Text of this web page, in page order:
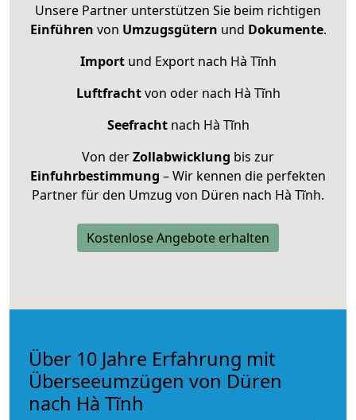
Unsere Partner unterstützen Sie beim richtigen
Einführen von Umzugsgütern und Dokumente.
Importund Export nach Hà Tĩnh
Luftfrachtvon oder nach Hà Tĩnh
Seefrachtnach Hà Tĩnh
Von derZollabwicklung bis zur
Einfuhrbestimmung – Wir kennen die perfekten
Partner für den Umzug von Düren nach Hà Tĩnh.
Kostenlose Angebote erhalten
Über 10 Jahre Erfahrung mit
Überseeumzügen von Düren
nach Hà Tĩnh